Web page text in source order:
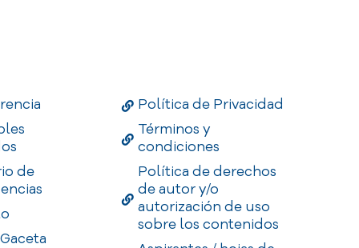
de
Política de Privacidad
Términos y
condiciones
Política de derechos
de autor y/o
autorización de uso
sobre los contenidos